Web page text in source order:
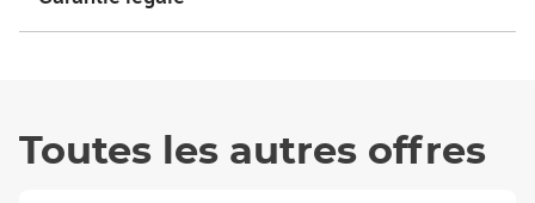
Toutes les autres offres